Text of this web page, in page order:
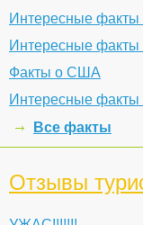
Интересные факты
Интересные факты
Факты о США
Интересные факты
Все факты
Отзывы